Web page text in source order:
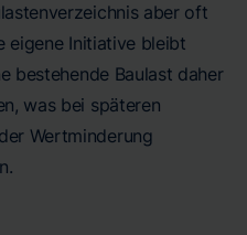
aber oft
eigene Initiative bleibt
bestehende Baulast daher
was bei späteren
Wertminderung